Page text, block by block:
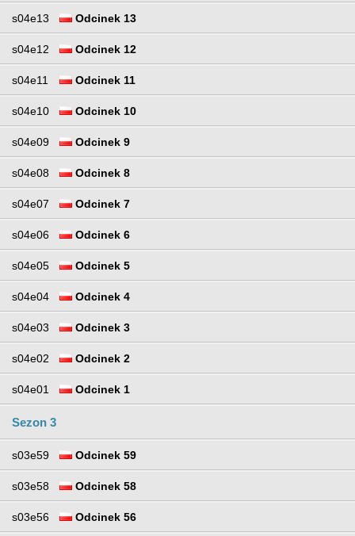
s04e13 Odcinek 13
s04e12 Odcinek 12
s04e11 Odcinek 11
s04e10 Odcinek 10
s04e09 Odcinek 9
s04e08 Odcinek 8
s04e07 Odcinek 7
s04e06 Odcinek 6
s04e05 Odcinek 5
s04e04 Odcinek 4
s04e03 Odcinek 3
s04e02 Odcinek 2
s04e01 Odcinek 1
Sezon 3
s03e59 Odcinek 59
s03e58 Odcinek 58
s03e56 Odcinek 56